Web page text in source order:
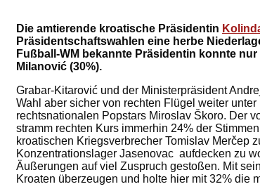
Die amtierende kroatische Präsidentin
Präsidentschaftswahlen eine herbe
Fußball-WM bekannte Präsidentin konnte
Milanović (30%).
Grabar-Kitarović und der Ministerpräsident
Wahl aber sicher von rechten Flügel weiter
rechtsnationalen Popstars Miroslav Škoro. Der
stramm rechten Kurs immerhin 24% der
kroatischen Kriegsverbrecher Tomislav Merčep
Konzentrationslager Jasenovac aufdecken zu
Äußerungen auf viel Zuspruch gestoßen. Mit
Kroaten überzeugen und holte hier mit 32% die